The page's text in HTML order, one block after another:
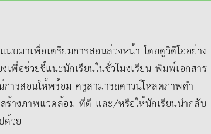
าเพื่อเตรียมการสอนล่วงหน้า โดยดูวิดีโออย่าง
พื่อช่วยชี้แนะนักเรียนในชั่วโมงเรียน พิมพ์เอกสาร
ารสอนให้พร้อม ครูสามารถดาวน์โหลดภาพคํา
ร้างภาพแวดล้อม ที่ดี และ/หรือให้นักเรียนนํากลับ
ด้วย